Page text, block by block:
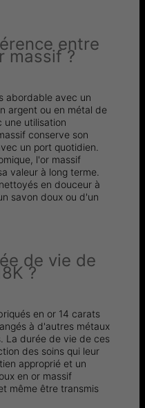
entre
massif ?
abordable avec un
argent ou en métal de
une utilisation
conserve son
un port quotidien.
l'or massif
valeur à long terme.
en douceur à
savon doux ou d'un
de vie de
?
en or 14 carats
à d'autres métaux
La durée de vie de ces
des soins qui leur
approprié et un
en or massif
même être transmis